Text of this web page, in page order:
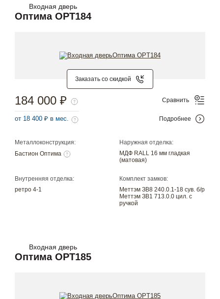
Входная дверь
Оптима OPT184
Заказать со скидкой
Металлоконструкция:
Бастион Оптима
Наружная отделка:
МДФ RALL 16 мм гладкая
(матовая)
Внутренняя отделка:
ретро 4-1
Комплект замков:
Меттэм ЗВ8 240.0.1-18 сув. б/р
Меттэм ЗВ1 713.0.0 цил. с
ручкой
184 000 ₽
от 18 400 ₽ в мес.
Сравнить
Подробнее
Входная дверь
Оптима OPT185